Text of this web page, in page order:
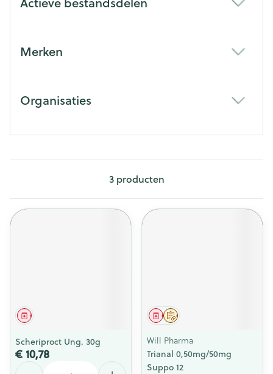
Merken
Organisaties
3producten
Geneesmiddel
Scheriproct Ung. 30g
€ 10,78
Op voorschrift
Geneesmiddel
Will Pharma
Trianal 0,50mg/50mg
Suppo 12